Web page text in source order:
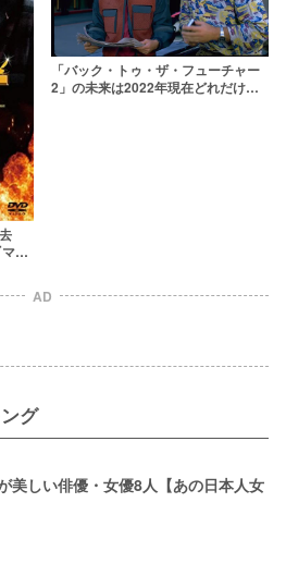
ッ
「バック・トゥ・ザ・フューチャー
2」の未来は2022年現在どれだけ実
AD
グ
美しい俳優・女優8人【あの日本人女